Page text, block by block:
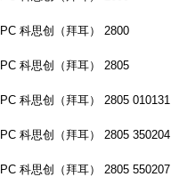
PC 科思创（拜耳） 2800
PC 科思创（拜耳） 2805
PC 科思创（拜耳） 2805 010131
PC 科思创（拜耳） 2805 350204
PC 科思创（拜耳） 2805 550207